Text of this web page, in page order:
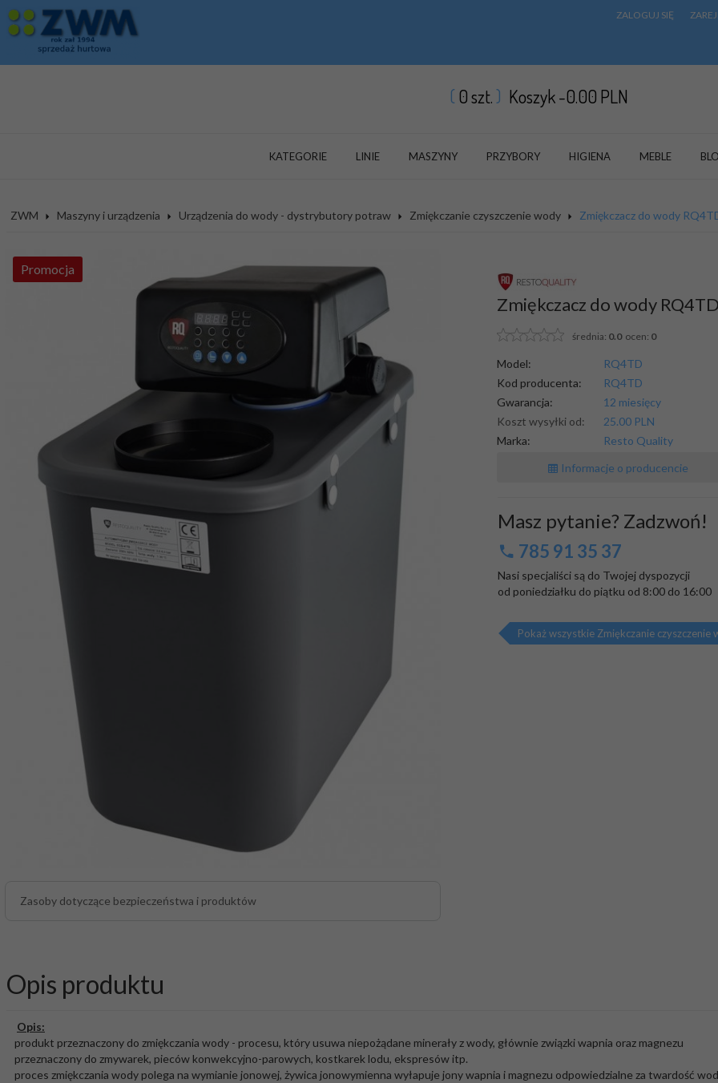
ZALOGUJ SIĘ
0szt. Koszyk -0.00 PLN
KATEGORIE LINIE MASZYNY PRZYBORY HIGIENA MEBLE
ZWM Maszyny i urządzenia Urządzenia do wody - dystrybutory potraw Zmiękczanie czyszczenie wody Zmiękczacz do wody
Promocja
Zasoby dotyczące bezpieczeństwa i produktów
Zmiękczacz do wody
średnia: 0.0ocen: 0
Model:
RQ4TD
Kod producenta:
RQ4TD
Gwarancja:
12 miesięcy
Koszt wysyłki od:
25.00 PLN
Marka:
Resto Quality
Informacje o producencie
Masz pytanie? Zadzwoń!
785 91 35 37
Nasi specjaliści są do Twojej dyspozycji
od poniedziałku do piątku od 8:00 do 16:00
Pokaż wszystkie Zmiękczanie czyszczenie
Opis produktu
Opis:
produkt przeznaczony do zmiękczania wody - procesu, który usuwa niepożądane minerały z wody, głównie związki wapnia oraz magnezu
przeznaczony do zmywarek, pieców konwekcyjno-parowych, kostkarek lodu, ekspresów itp.
proces zmiękczania wody polega na wymianie jonowej, żywica jonowymienna wyłapuje jony wapnia i magnezu odpowiedzialne za twardość